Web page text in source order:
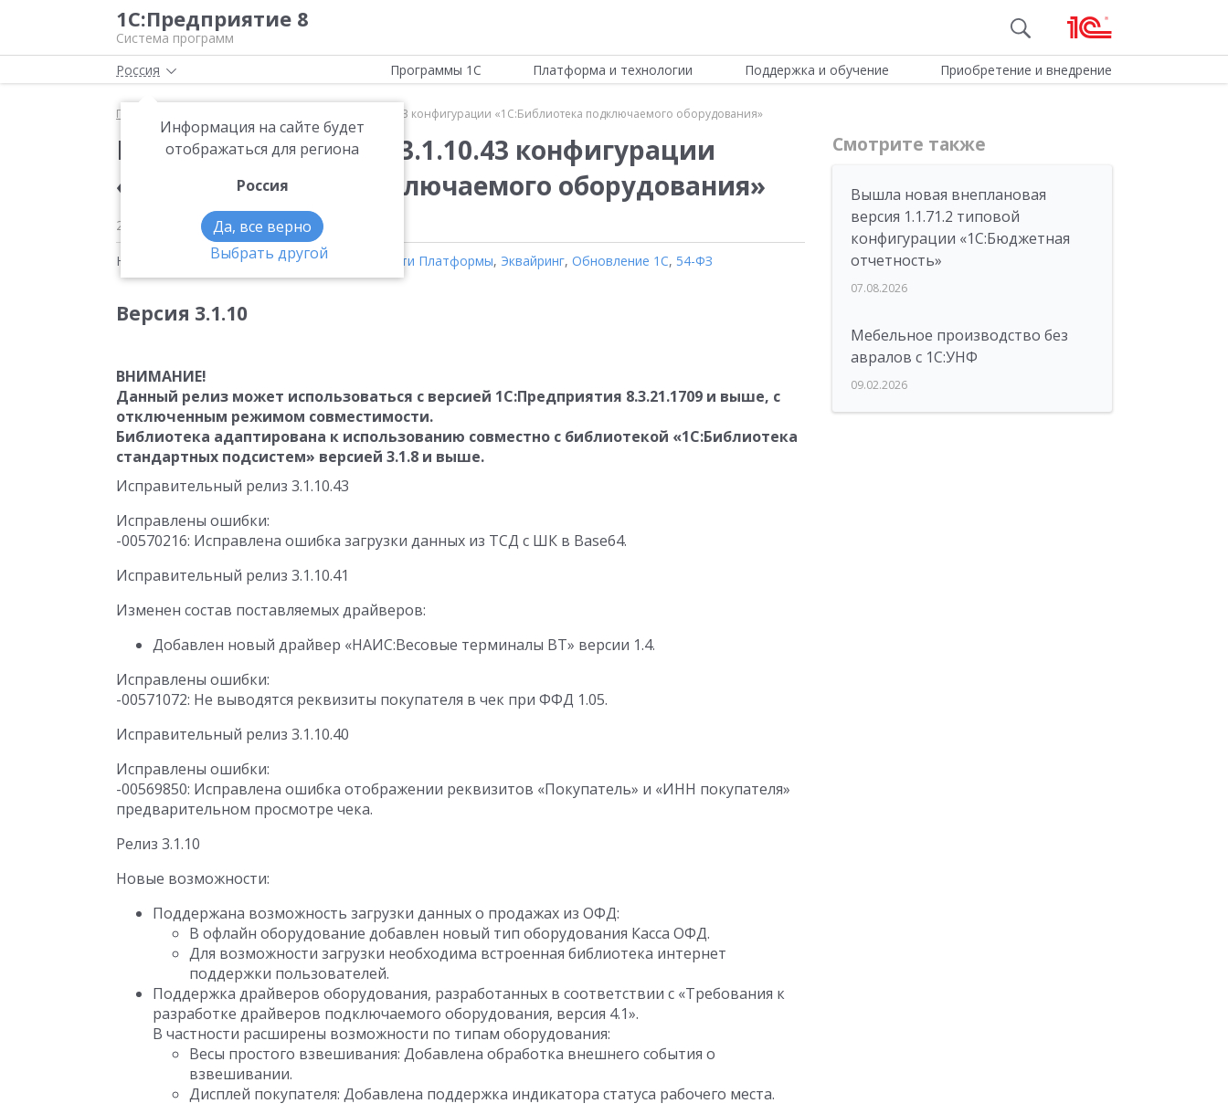
1С:Предприятие 8
Система программ
Россия
Информация на сайте будет
отображаться для региона
Россия
Да, все верно
Выбрать другой
Программы 1С Платформа и технологии Поддержка и обучение Приобретение и внедрение
Главная Вышла новая версия 3.1.10.43 конфигурации «1С:Библиотека подключаемого оборудования»
Вышла новая версия 3.1.10.43 конфигурации
«1С:Библиотека подключаемого оборудования»
23.10.2023
Новости на тему:ЕГАИС, Маркировка Новости Платформы, Эквайринг, Обновление 1С, 54-ФЗ
Версия 3.1.10
ВНИМАНИЕ!
Данный релиз может использоваться с версией 1С:Предприятия 8.3.21.1709 и выше, с
отключенным режимом совместимости.
Библиотека адаптирована к использованию совместно с библиотекой «1С:Библиотека
стандартных подсистем» версией 3.1.8 и выше.
Исправительный релиз 3.1.10.43
Исправлены ошибки:
-00570216: Исправлена ошибка загрузки данных из ТСД с ШК в Base64.
Исправительный релиз 3.1.10.41
Изменен состав поставляемых драйверов:
Добавлен новый драйвер «НАИС:Весовые терминалы ВТ» версии 1.4.
Исправлены ошибки:
-00571072: Не выводятся реквизиты покупателя в чек при ФФД 1.05.
Исправительный релиз 3.1.10.40
Исправлены ошибки:
-00569850: Исправлена ошибка отображении реквизитов «Покупатель» и «ИНН покупателя»
предварительном просмотре чека.
Релиз 3.1.10
Новые возможности:
Поддержана возможность загрузки данных о продажах из ОФД:
В офлайн оборудование добавлен новый тип оборудования Касса ОФД.
Для возможности загрузки необходима встроенная библиотека интернет
поддержки пользователей.
Поддержка драйверов оборудования, разработанных в соответствии с «Требования к
разработке драйверов подключаемого оборудования, версия 4.1».
В частности расширены возможности по типам оборудования:
Весы простого взвешивания: Добавлена обработка внешнего события о
взвешивании.
Дисплей покупателя: Добавлена поддержка индикатора статуса рабочего места.
Смотрите также
Вышла новая внеплановая
версия 1.1.71.2 типовой
конфигурации «1C:Бюджетная
отчетность»
07.08.2026
Мебельное производство без
авралов с 1С:УНФ
09.02.2026